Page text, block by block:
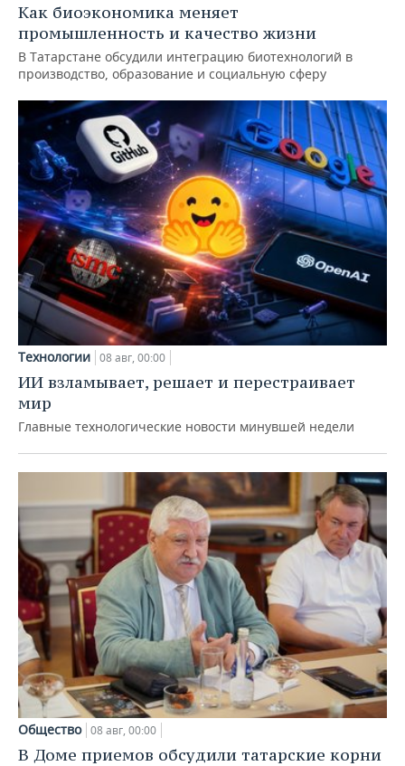
Как биоэкономика меняет
промышленность и качество жизни
В Татарстане обсудили интеграцию биотехнологий в
производство, образование и социальную сферу
Технологии 08 авг, 00:00
ИИ взламывает, решает и перестраивает
мир
Главные технологические новости минувшей недели
Общество 08 авг, 00:00
В Доме приемов обсудили татарские корни